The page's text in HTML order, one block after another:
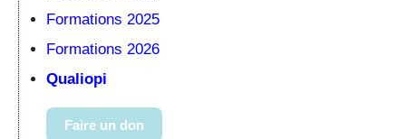
Formations 2025
Formations 2026
Qualiopi
Faire un don